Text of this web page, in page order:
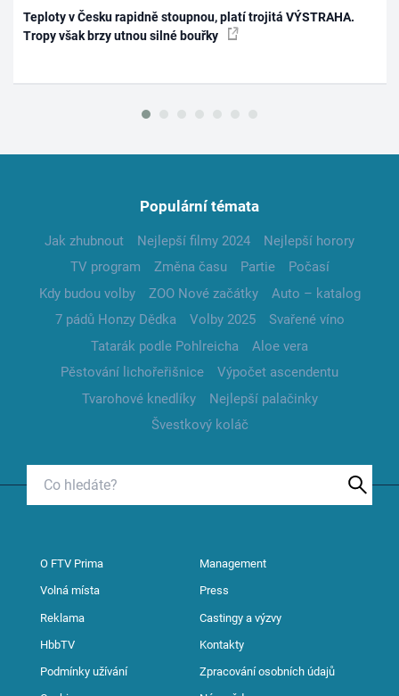
Teploty v Česku rapidně stoupnou, platí trojitá VÝSTRAHA.
Tropy však brzy utnou silné bouřky
Populární témata
Jak zhubnout Nejlepší filmy 2024
Nejlepší horory
TV program
Změna času Partie
Počasí
Kdy budou volby
ZOO Nové začátky
Auto – katalog
7 pádů Honzy Dědka
Volby 2025
Svařené víno
Tatarák podle Pohlreicha
Aloe vera
Pěstování lichořeřišnice
Výpočet ascendentu
Tvarohové knedlíky
Nejlepší palačinky
Švestkový koláč
O FTV Prima Management
Volná místa Press
Reklama Castingy a výzvy
HbbTV Kontakty
Podmínky užívání Zpracování osobních údajů